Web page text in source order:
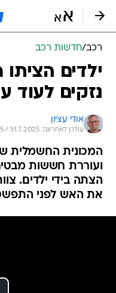
רכב/חדשות רכב
ילדים
נזקים לעוד
אודי עציון
עודכן לאחרונה: 31.7.2025 / 23:55
המכונית החשמלית
ועוררת חששות
הצתה בידי ילדים.
את האש לפני